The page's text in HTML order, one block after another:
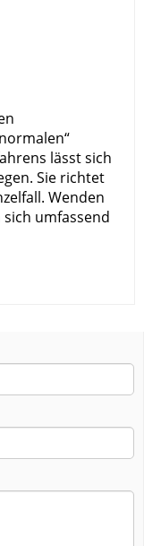
lässt sich
Sie richtet
Wenden
umfassend